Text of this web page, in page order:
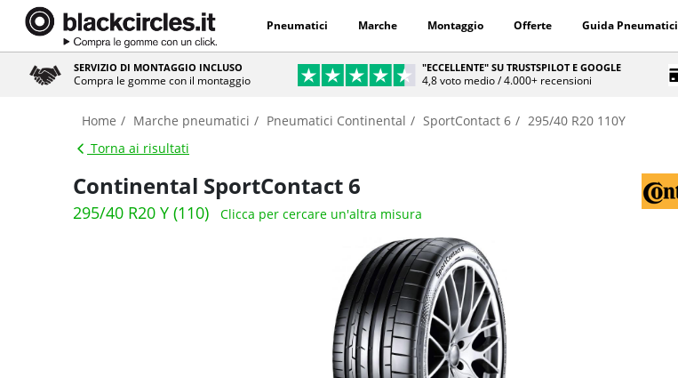
Pneumatici Marche Montaggio Offerte Guida Pneumatici
SERVIZIO DI MONTAGGIO INCLUSO
Compra le gomme con il montaggio
"ECCELLENTE" SU TRUSTSPILOT E GOOGLE
4,8 voto medio / 4.000+ recensioni
Home Marche pneumatici Pneumatici Continental SportContact 6
295/40 R20 110Y
Torna ai risultati
Continental SportContact 6
295/40 R20 Y (110) Clicca per cercare un'altra misura